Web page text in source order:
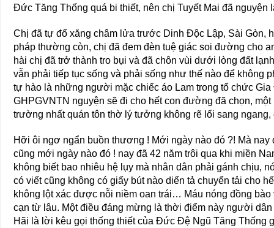
Đức Tăng Thống quá bi thiết, nên chị Tuyết Mai đã nguyện
Chị đã tự đổ xăng châm lửa trước Dinh Độc Lập, Sài Gòn,
pháp thường còn, chị đã đem đèn tuệ giác soi đường cho
hài chị đã trở thành tro bụi và đã chôn vùi dưới lòng đất
vẫn phải tiếp tục sống và phải sống như thế nào để không
tự hào là những người mặc chiếc áo Lam trong tổ chức
GHPGVNTN nguyện sẽ đi cho hết con đường đã chọn,
trường nhất quán tôn thờ lý tưởng không rẽ lối sang
Hỡi ôi ngơ ngẩn buồn thương ! Mới ngày nào đó ?! Mà nay
cũng mới ngày nào đó ! nay đã 42 năm trôi qua khi miền
không biết bao nhiêu hệ lụy mà nhân dân phải gánh chịu,
có viết cũng không có giấy bút nào diển tả chuyển tải cho
không lột xác được nỗi niềm oan trái… Máu nóng đồng
cạn từ lâu. Một điều đáng mừng là thời điểm này người
Hãi là lời kêu gọi thống thiết của Đức Đệ Ngũ Tăng Thống